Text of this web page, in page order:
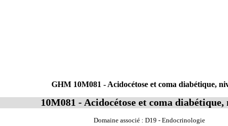
GHM 10M081 - Acidocétose et coma diabétique,
10M081 - Acidocétose et coma diabétique,
Domaine associé : D19 - Endocrinologie